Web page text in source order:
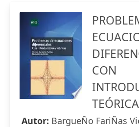
CON
Autor: BargueÑo FariÑas